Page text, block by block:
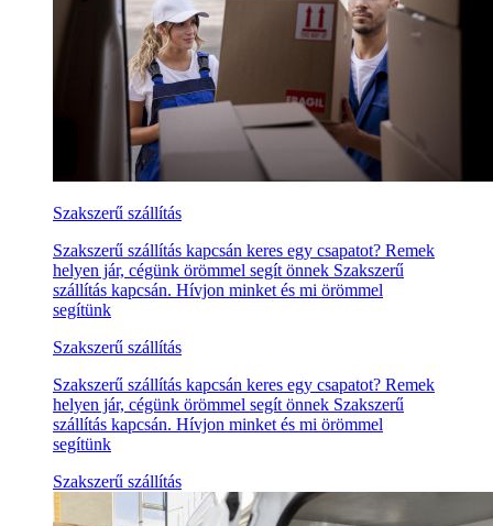
Szakszerű szállítás
Szakszerű szállítás kapcsán keres egy csapatot? Remek
helyen jár, cégünk örömmel segít önnek Szakszerű
szállítás kapcsán. Hívjon minket és mi örömmel
segítünk
Szakszerű szállítás
Szakszerű szállítás kapcsán keres egy csapatot? Remek
helyen jár, cégünk örömmel segít önnek Szakszerű
szállítás kapcsán. Hívjon minket és mi örömmel
segítünk
Szakszerű szállítás